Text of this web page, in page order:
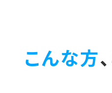
こんな方